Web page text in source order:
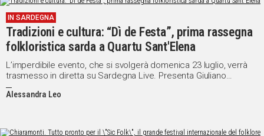
IN SARDEGNA
Tradizioni e cultura: “Dì de Festa”, prima rassegna
folkloristica sarda a Quartu Sant'Elena
L’imperdibile evento, che si svolgerà domenica 23 luglio, verrà
trasmesso in diretta su Sardegna Live. Presenta Giuliano
Marongiu
Alessandra Leo